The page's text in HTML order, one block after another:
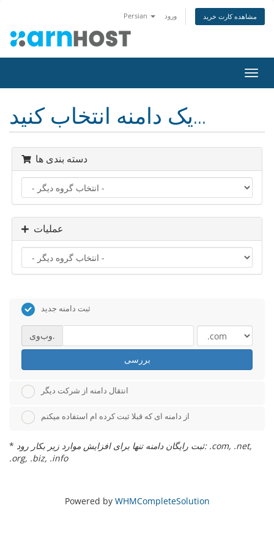
Persian ورود مشاهده کارت خرید
تغییر
یک دامنه انتخاب کنید...
دسته بندی ها
عملیات
ثبت دامنه جدید
وب‌وی.
بررسی
انتقال دامنه از شرکت دیگر
از دامنه ای که قبلا ثبت کرده ام استفاده میکنم
* ثبت رایگان دامنه تنها برای افزایش موارد زیر بکار رود: .com, .net,
.org, .biz, .info
Powered by WHMCompleteSolution